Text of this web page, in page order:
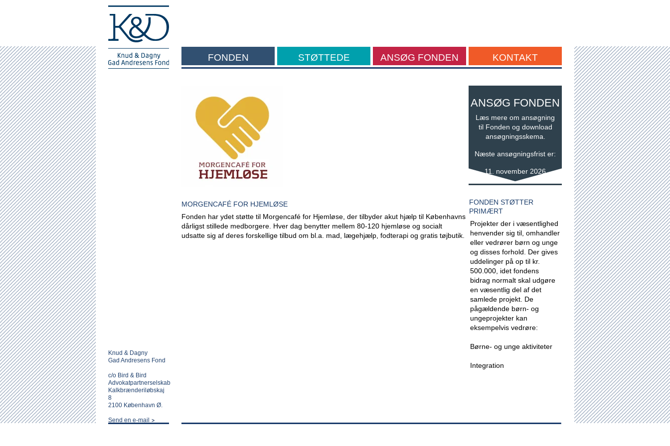
FONDEN STØTTEDE ANSØG FONDEN KONTAKT
MORGENCAFÉ FOR HJEMLØSE
Fonden har ydet støtte til Morgencafé for Hjemløse, der tilbyder akut hjælp til Københavns
dårligst stillede medborgere. Hver dag benytter mellem 80-120 hjemløse og socialt
udsatte sig af deres forskellige tilbud om bl.a. mad, lægehjælp, fodterapi og gratis tøjbutik.
ANSØG FONDEN
Læs mere om ansøgning
til Fonden og download
ansøgningsskema.
Næste ansøgningsfrist er:
11. november 2026
FONDEN STØTTER
PRIMÆRT
Projekter der i væsentlighed
henvender sig til, omhandler
eller vedrører børn og unge
og disses forhold. Der gives
uddelinger på op til kr.
500.000, idet fondens
bidrag normalt skal udgøre
en væsentlig del af det
samlede projekt. De
pågældende børn- og
ungeprojekter kan
eksempelvis vedrøre:
Børne- og unge aktiviteter
Integration
Knud & Dagny
Gad Andresens Fond
c/o Bird & Bird
Advokatpartnerselskab
Kalkbrænderiløbskaj
8
2100 København Ø.
Send en e-mail